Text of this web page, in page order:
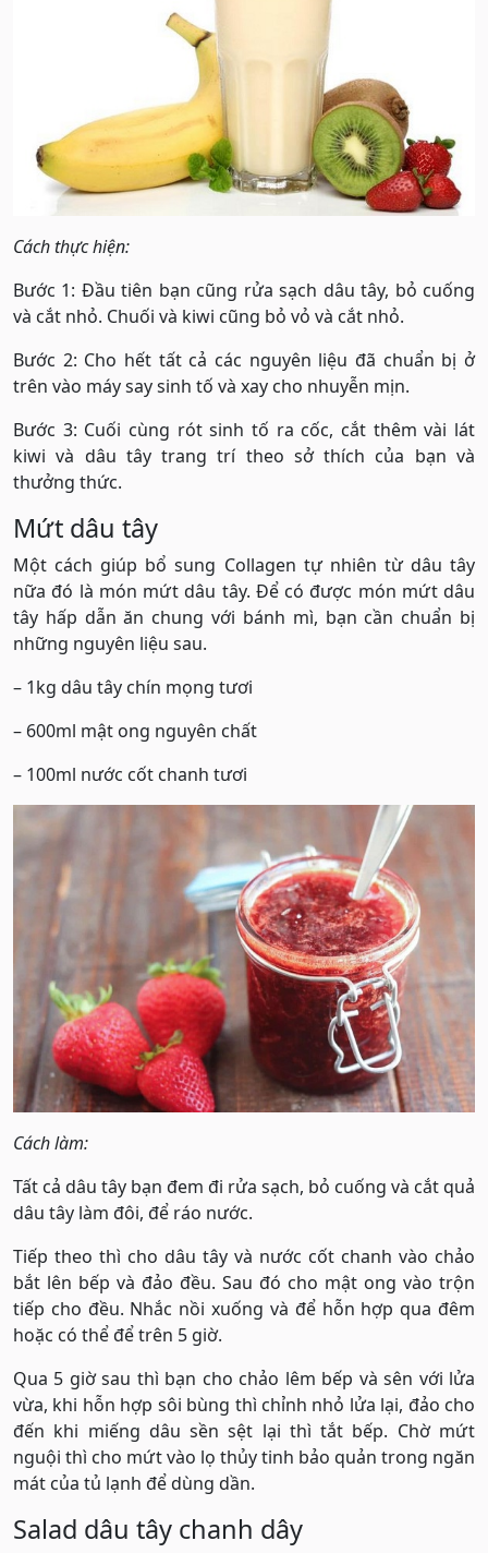
Cách thực hiện:
Bước 1: Đầu tiên bạn cũng rửa sạch dâu tây, bỏ cuống
và cắt nhỏ. Chuối và kiwi cũng bỏ vỏ và cắt nhỏ.
Bước 2: Cho hết tất cả các nguyên liệu đã chuẩn bị ở
trên vào máy say sinh tố và xay cho nhuyễn mịn.
Bước 3: Cuối cùng rót sinh tố ra cốc, cắt thêm vài lát
kiwi và dâu tây trang trí theo sở thích của bạn và
thưởng thức.
Mứt dâu tây
Một cách giúp bổ sung Collagen tự nhiên từ dâu tây
nữa đó là món mứt dâu tây. Để có được món mứt dâu
tây hấp dẫn ăn chung với bánh mì, bạn cần chuẩn bị
những nguyên liệu sau.
– 1kg dâu tây chín mọng tươi
– 600ml mật ong nguyên chất
– 100ml nước cốt chanh tươi
Cách làm:
Tất cả dâu tây bạn đem đi rửa sạch, bỏ cuống và cắt quả
dâu tây làm đôi, để ráo nước.
Tiếp theo thì cho dâu tây và nước cốt chanh vào chảo
bắt lên bếp và đảo đều. Sau đó cho mật ong vào trộn
tiếp cho đều. Nhắc nồi xuống và để hỗn hợp qua đêm
hoặc có thể để trên 5 giờ.
Qua 5 giờ sau thì bạn cho chảo lêm bếp và sên với lửa
vừa, khi hỗn hợp sôi bùng thì chỉnh nhỏ lửa lại, đảo cho
đến khi miếng dâu sền sệt lại thì tắt bếp. Chờ mứt
nguội thì cho mứt vào lọ thủy tinh bảo quản trong ngăn
mát của tủ lạnh để dùng dần.
Salad dâu tây chanh dây